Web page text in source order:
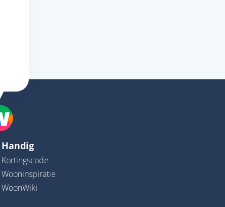
Handig
Kortingscode
Wooninspiratie
WoonWiki